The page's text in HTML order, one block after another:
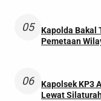
05
Kapolda Bakal
Pemetaan
06
Kapolsek KP3
Lewat